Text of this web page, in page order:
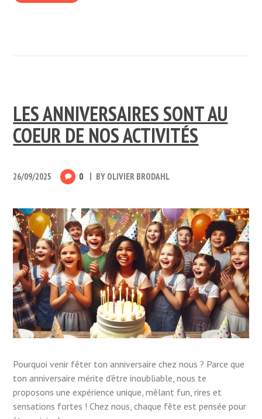
LES ANNIVERSAIRES SONT AU
COEUR DE NOS ACTIVITÉS
26/09/2025 0 BY OLIVIER BRODAHL
Pourquoi venir fêter ton anniversaire chez nous ? Parce que
ton anniversaire mérite d’être inoubliable, nous te
proposons une expérience unique, mêlant fun, rires et
sensations fortes ! Chez nous, chaque fête est pensée pour